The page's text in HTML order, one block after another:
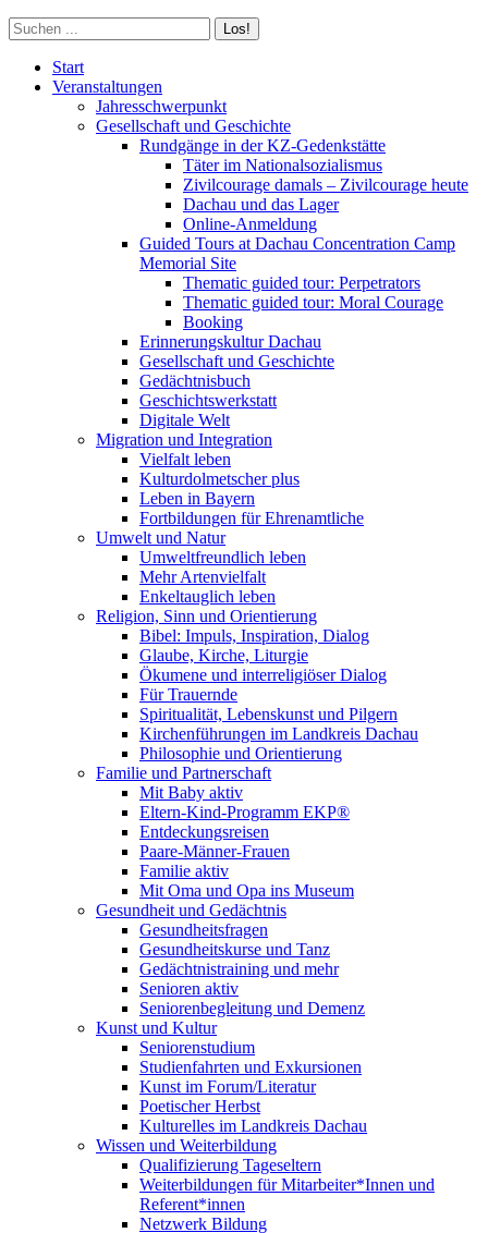
Search:
Start
Veranstaltungen
Jahresschwerpunkt
Gesellschaft und Geschichte
Rundgänge in der KZ-Gedenkstätte
Täter im Nationalsozialismus
Zivilcourage damals – Zivilcourage heute
Dachau und das Lager
Online-Anmeldung
Guided Tours at Dachau Concentration Camp
Memorial Site
Thematic guided tour: Perpetrators
Thematic guided tour: Moral Courage
Booking
Erinnerungskultur Dachau
Gesellschaft und Geschichte
Gedächtnisbuch
Geschichtswerkstatt
Digitale Welt
Migration und Integration
Vielfalt leben
Kulturdolmetscher plus
Leben in Bayern
Fortbildungen für Ehrenamtliche
Umwelt und Natur
Umweltfreundlich leben
Mehr Artenvielfalt
Enkeltauglich leben
Religion, Sinn und Orientierung
Bibel: Impuls, Inspiration, Dialog
Glaube, Kirche, Liturgie
Ökumene und interreligiöser Dialog
Für Trauernde
Spiritualität, Lebenskunst und Pilgern
Kirchenführungen im Landkreis Dachau
Philosophie und Orientierung
Familie und Partnerschaft
Mit Baby aktiv
Eltern-Kind-Programm EKP®
Entdeckungsreisen
Paare-Männer-Frauen
Familie aktiv
Mit Oma und Opa ins Museum
Gesundheit und Gedächtnis
Gesundheitsfragen
Gesundheitskurse und Tanz
Gedächtnistraining und mehr
Senioren aktiv
Seniorenbegleitung und Demenz
Kunst und Kultur
Seniorenstudium
Studienfahrten und Exkursionen
Kunst im Forum/Literatur
Poetischer Herbst
Kulturelles im Landkreis Dachau
Wissen und Weiterbildung
Qualifizierung Tageseltern
Weiterbildungen für Mitarbeiter*Innen und
Referent*innen
Netzwerk Bildung